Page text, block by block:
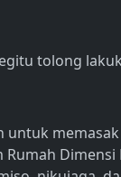
tolong
untuk
Dimensi